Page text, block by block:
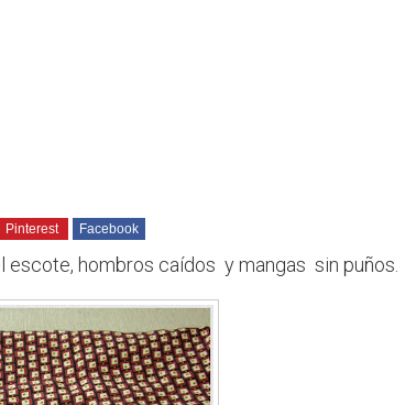
Pinterest Facebook
escote, hombros caídos y mangas sin puños.